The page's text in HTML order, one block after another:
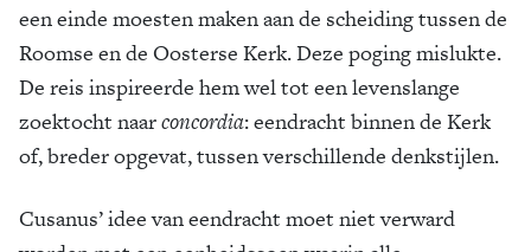
een einde moesten maken aan de scheiding tussen de
Roomse en de Oosterse Kerk. Deze poging mislukte.
De reis inspireerde hem wel tot een levenslange
zoektocht naarconcordia: eendracht binnen de Kerk
of, breder opgevat, tussen verschillende denkstijlen.
Cusanus’ idee van eendracht moet niet verward